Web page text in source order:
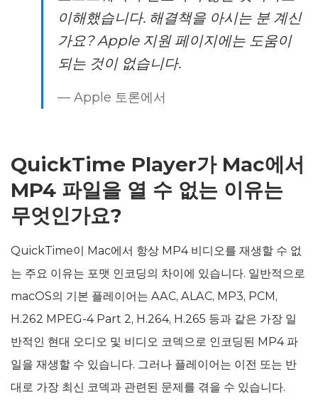
이해했습니다. 해결책을 아시는 분 계신
가요? Apple 지원 페이지에는 도움이
되는 것이 없습니다.
— Apple 토론에서
QuickTime Player가 Mac에서
MP4 파일을 열 수 없는 이유는
무엇인가요?
QuickTime이 Mac에서 항상 MP4 비디오를 재생할 수 없
는 주요 이유는 포맷 인코딩의 차이에 있습니다. 일반적으로
macOS의 기본 플레이어는 AAC, ALAC, MP3, PCM,
H.262 MPEG-4 Part 2, H.264, H.265 등과 같은 가장 일
반적인 현대 오디오 및 비디오 코덱으로 인코딩된 MP4 파
일을 재생할 수 있습니다. 그러나 플레이어는 이전 또는 반
대로 가장 최신 코덱과 관련된 문제를 겪을 수 있습니다.